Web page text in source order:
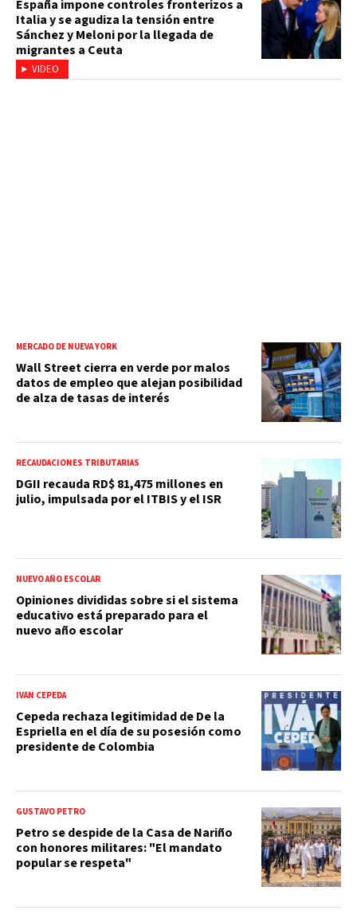
VIDEO
España impone controles fronterizos a
Italia y se agudiza la tensión entre
Sánchez y Meloni por la llegada de
migrantes a Ceuta
MERCADO DE NUEVA YORK
Wall Street cierra en verde por malos
datos de empleo que alejan posibilidad
de alza de tasas de interés
RECAUDACIONES TRIBUTARIAS
DGII recauda RD$ 81,475 millones en
julio, impulsada por el ITBIS y el ISR
NUEVO AÑO ESCOLAR
Opiniones divididas sobre si el sistema
educativo está preparado para el
nuevo año escolar
IVÁN CEPEDA
Cepeda rechaza legitimidad de De la
Espriella en el día de su posesión como
presidente de Colombia
GUSTAVO PETRO
Petro se despide de la Casa de Nariño
con honores militares: "El mandato
popular se respeta"